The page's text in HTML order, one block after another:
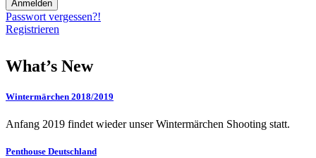
Passwort vergessen?!
Registrieren
What’s New
Wintermärchen 2018/2019
Anfang 2019 findet wieder unser Wintermärchen Shooting statt.
Penthouse Deutschland